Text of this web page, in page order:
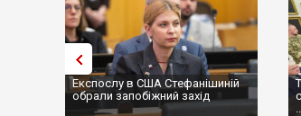
Експослу в США Стефанішиній
обрали запобіжний захід